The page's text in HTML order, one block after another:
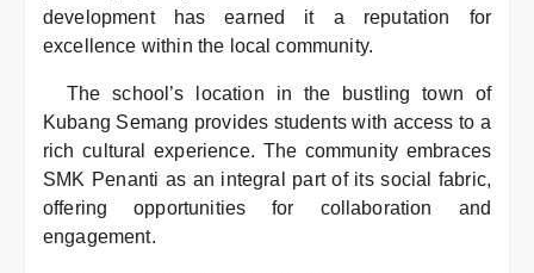
development has earned it a reputation for
excellence within the local community.
The school’s location in the bustling town of
Kubang Semang provides students with access to a
rich cultural experience. The community embraces
SMK Penanti as an integral part of its social fabric,
offering opportunities for collaboration and
engagement.